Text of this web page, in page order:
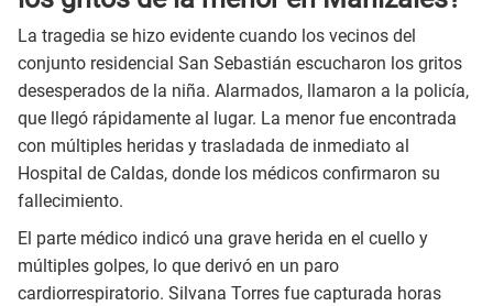
La tragedia se hizo evidente cuando los vecinos del
conjunto residencial San Sebastián escucharon los gritos
desesperados de la niña. Alarmados, llamaron a la policía,
que llegó rápidamente al lugar. La menor fue encontrada
con múltiples heridas y trasladada de inmediato al
Hospital de Caldas, donde los médicos confirmaron su
fallecimiento.
El parte médico indicó una grave herida en el cuello y
múltiples golpes, lo que derivó en un paro
cardiorrespiratorio. Silvana Torres fue capturada horas